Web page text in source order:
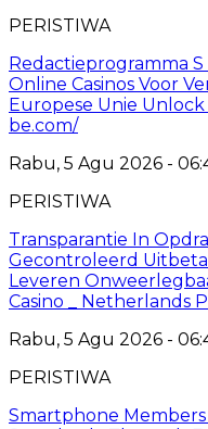
PERISTIWA
Redactieprogramma
Online Casinos Voor
Europese Unie
be.com/
Rabu, 5 Agu 2026 -
PERISTIWA
Transparantie In
Gecontroleerd
Leveren
Casino _ Netherlands
Rabu, 5 Agu 2026 -
PERISTIWA
Smartphone